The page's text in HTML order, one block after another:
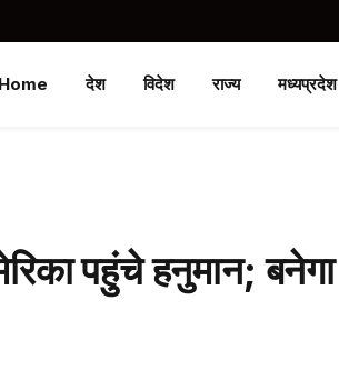
Home देश विदेश राज्य मध्यप्रदेश
पहुंचे हनुमान; बनेगा